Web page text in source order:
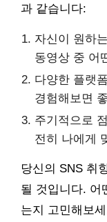
과 같습니다:
자신이 원하
동영상 중 어
다양한 플랫
경험해보면
주기적으로
전히 나에게
당신의 SNS 취
될 것입니다. 어
는지 고민해보